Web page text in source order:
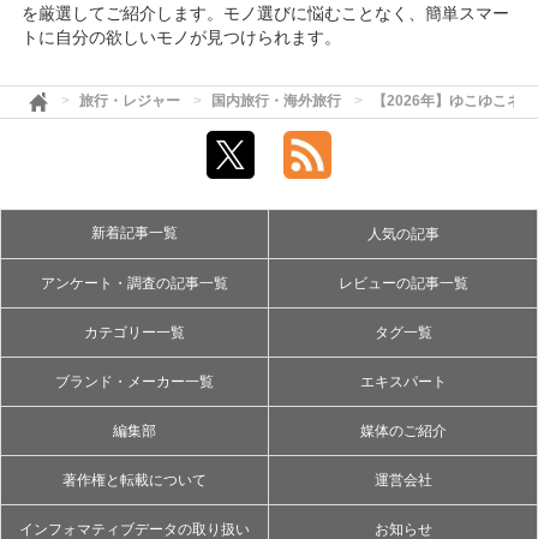
を厳選してご紹介します。モノ選びに悩むことなく、簡単スマー
トに自分の欲しいモノが見つけられます。
旅行・レジャー 国内旅行・海外旅行 【2026年】ゆこゆこネ
新着記事一覧 人気の記事
アンケート・調査の記事一覧 レビューの記事一覧
カテゴリー一覧 タグ一覧
ブランド・メーカー一覧 エキスパート
編集部 媒体のご紹介
著作権と転載について 運営会社
インフォマティブデータの取り扱い
お知らせ